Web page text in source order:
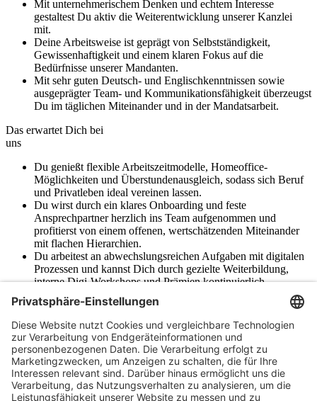
Mit unternehmerischem Denken und echtem Interesse
gestaltest Du aktiv die Weiterentwicklung unserer Kanzlei
mit.
Deine Arbeitsweise ist geprägt von Selbstständigkeit,
Gewissenhaftigkeit und einem klaren Fokus auf die
Bedürfnisse unserer Mandanten.
Mit sehr guten Deutsch- und Englischkenntnissen sowie
ausgeprägter Team- und Kommunikationsfähigkeit überzeugst
Du im täglichen Miteinander und in der Mandatsarbeit.
Das erwartet Dich bei
uns
Du genießt flexible Arbeitszeitmodelle, Homeoffice-
Möglichkeiten und Überstundenausgleich, sodass sich Beruf
und Privatleben ideal vereinen lassen.
Du wirst durch ein klares Onboarding und feste
Ansprechpartner herzlich ins Team aufgenommen und
profitierst von einem offenen, wertschätzenden Miteinander
mit flachen Hierarchien.
Du arbeitest an abwechslungsreichen Aufgaben mit digitalen
Prozessen und kannst Dich durch gezielte Weiterbildung,
interne Digi-Workshops und Prämien kontinuierlich
weiterentwickeln.
Du profitierst von attraktiven Zusatzleistungen wie Jobticket,
Fahrradleasing, kostenlosen Getränken und Snacks,
modernen Büroräumen mit höhenverstellbaren Tischen sowie
firmeneigenen Parkplätzen.
Du erlebst echten Teamgeist bei gemeinsamen Mittagessen,
Teamevents und einer Arbeitsatmosphäre, in der gegenseitige
Unterstützung großgeschrieben wird.